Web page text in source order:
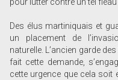
pour lutter contre un tel
Des élus martiniquais et
un placement de
naturelle. L’ancien garde
fait cette demande,
cette urgence que cela soit